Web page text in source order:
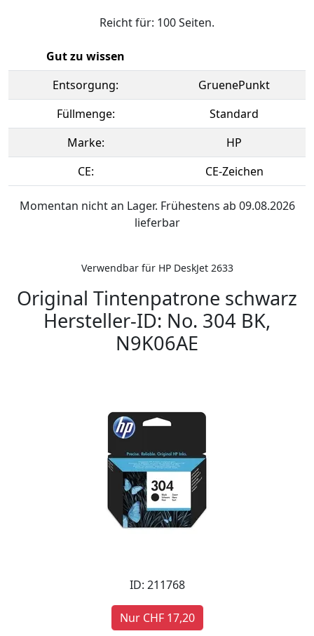
Reicht für: 100 Seiten.
Gut zu wissen
Entsorgung:
GruenePunkt
Füllmenge:
Standard
Marke:
HP
CE:
CE-Zeichen
Momentan nicht an Lager. Frühestens ab 09.08.2026
lieferbar
Verwendbar für HP DeskJet 2633
Original Tintenpatrone schwarz
Hersteller-ID: No. 304 BK,
N9K06AE
ID: 211768
Nur CHF 17,20